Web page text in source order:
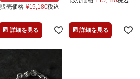
販売価格 ¥15,180税込
詳細を見る 詳細を見る